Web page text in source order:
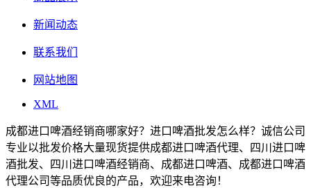
新闻动态
联系我们
网站地图
XML
成都进口啤酒经销商哪家好？进口啤酒批发怎么样？诚信公司
专业以批发价格大量现货提供成都进口啤酒代理、四川进口啤
酒批发、四川进口啤酒经销商、成都进口啤酒、成都进口啤酒
代理公司等品质优良的产品，欢迎来电咨询！